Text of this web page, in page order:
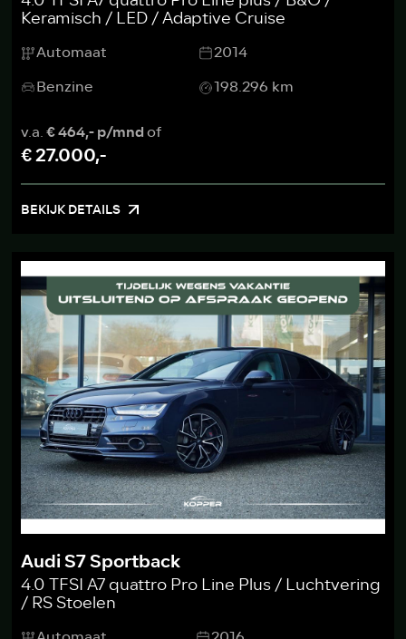
Keramisch / LED / Adaptive Cruise
Automaat
2014
Benzine
198.296 km
v.a.€ 464,- p/mndof
€ 27.000,-
BEKIJK DETAILS
Audi S7 Sportback
4.0 TFSI A7 quattro Pro Line Plus / Luchtvering
/ RS Stoelen